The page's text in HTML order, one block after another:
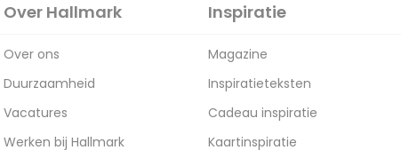
Over Hallmark
Over ons
Duurzaamheid
Vacatures
Werken bij Hallmark
Inspiratie
Magazine
Inspiratieteksten
Cadeau inspiratie
Kaartinspiratie